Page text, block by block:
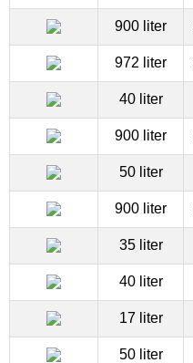
900 liter
972 liter
40 liter
900 liter
50 liter
900 liter
35 liter
40 liter
17 liter
50 liter